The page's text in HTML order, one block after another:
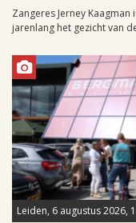
Zangeres Jerney
jarenlang het gezicht van
Leiden, 6 augustus 2026,